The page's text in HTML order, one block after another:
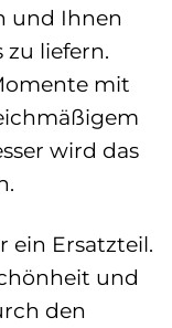
und Ihnen
liefern.
mit
wird das
ein Ersatzteil.
und
den